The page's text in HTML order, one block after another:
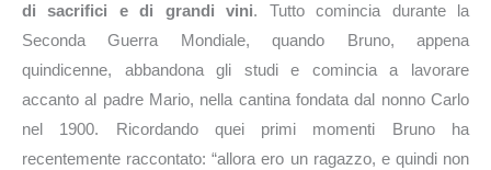
di sacrifici e di grandi vini. Tutto comincia durante la
Seconda Guerra Mondiale, quando Bruno, appena
quindicenne, abbandona gli studi e comincia a lavorare
accanto al padre Mario, nella cantina fondata dal nonno Carlo
nel 1900. Ricordando quei primi momenti Bruno ha
recentemente raccontato: “allora ero un ragazzo, e quindi non